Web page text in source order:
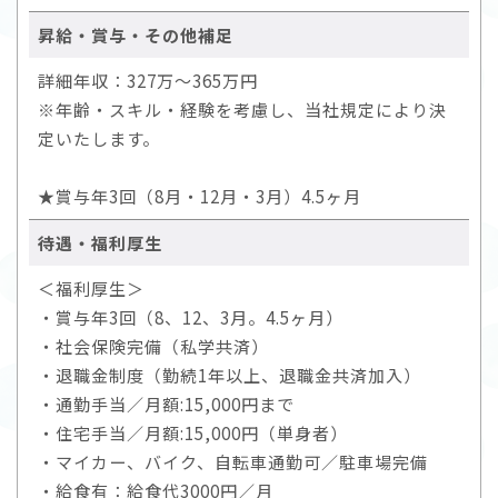
昇給・賞与・その他補足
詳細年収：327万～365万円
※年齢・スキル・経験を考慮し、当社規定により決
定いたします。
★賞与年3回（8月・12月・3月）4.5ヶ月
待遇・福利厚生
＜福利厚生＞
・賞与年3回（8、12、3月。4.5ヶ月）
・社会保険完備（私学共済）
・退職金制度（勤続1年以上、退職金共済加入）
・通勤手当／月額:15,000円まで
・住宅手当／月額:15,000円（単身者）
・マイカー、バイク、自転車通勤可／駐車場完備
・給食有：給食代3000円／月